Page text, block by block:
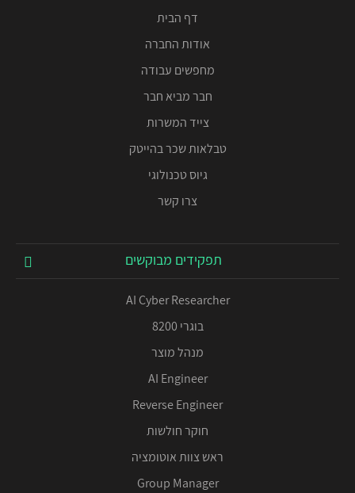
דף הבית
אודות החברה
מחפשים עבודה
חבר מביא חבר
צייד המשרות
טבלאות שכר בהייטק
גיוס טכנולוגי
צרו קשר
תפקידים מבוקשים
AI Cyber Researcher
בוגרי 8200
מנהל מוצר
AI Engineer
Reverse Engineer
חוקר חולשות
ראש צוות אוטומציה
Group Manager